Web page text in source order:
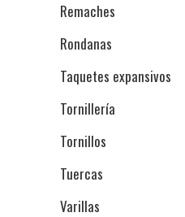
Remaches
Rondanas
Taquetes expansivos
Tornillería
Tornillos
Tuercas
Varillas